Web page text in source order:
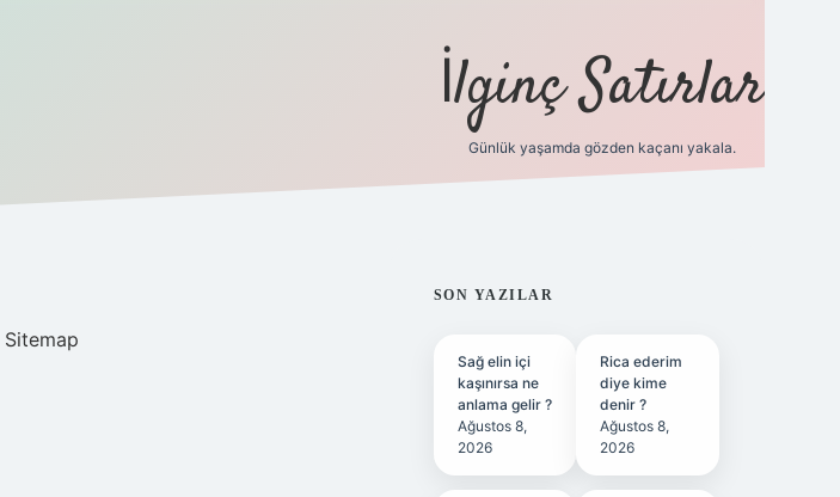
İlginç Satırlar
Günlük yaşamda gözden kaçanı yakala.
Sitemap
SIDEBAR
SON YAZILAR
Sağ elin içi
kaşınırsa ne
anlama gelir ?
Ağustos 8,
2026
Rica ederim
diye kime
denir ?
Ağustos 8,
2026